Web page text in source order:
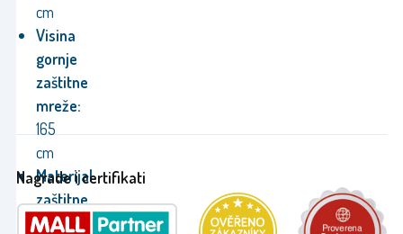
cm
Visina
gornje
zaštitne
mreže:
165
cm
Materijal
zaštitne
mreže:
Nagrade i certifikati